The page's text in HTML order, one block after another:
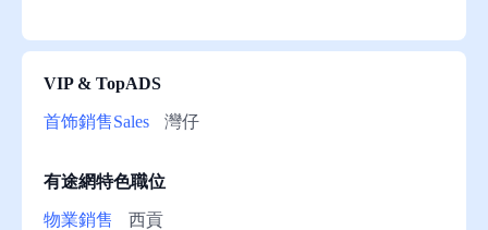
幫
助
VIP & TopADS
首饰銷售Sales 灣仔
有途網特色職位
物業銷售
西貢